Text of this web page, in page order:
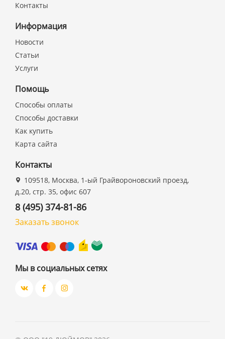
Контакты
Информация
Новости
Статьи
Услуги
Помощь
Способы оплаты
Способы доставки
Как купить
Карта сайта
Контакты
109518, Москва, 1-ый Грайвороновский проезд,
д.20, стр. 35, офис 607
8 (495) 374-81-86
Заказать звонок
Мы в социальных сетях